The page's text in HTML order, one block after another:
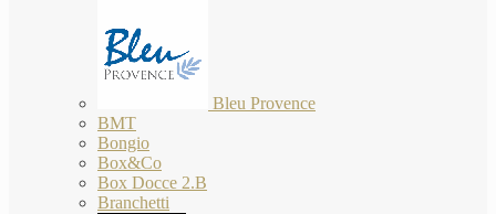
Bleu Provence
BMT
Bongio
Box&Co
Box Docce 2.B
Branchetti